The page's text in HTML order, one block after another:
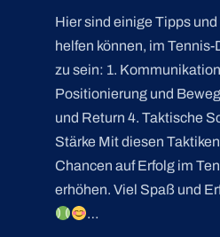
Hier sind einige Tipps
helfen können, im
zu sein: 1.
Positionierung und
und Return 4. Taktische
Stärke Mit diesen
Chancen auf Erfolg im
erhöhen. Viel Spaß und
…